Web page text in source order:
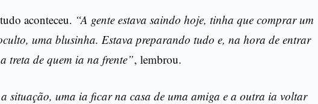
aconteceu. “A gente estava saindo hoje, tinha que comprar um
uma blusinha. Estava preparando tudo e, na hora de entrar
treta de quem ia na frente”, lembrou.
situação, uma ia ficar na casa de uma amiga e a outra ia voltar